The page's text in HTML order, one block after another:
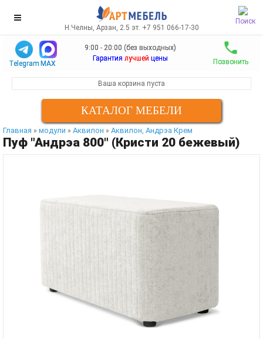
Поиск
Н.Челны, Арзан, 2.5 эт. +7 951 066-17-30
Telegram MAX
9:00 - 20:00 (без выходных)
Гарантия лучшей цены Позвонить
Ваша корзина пуста
КАТАЛОГ МЕБЕЛИ
Главная » модули » Аквилон » Аквилон, Андрэа Крем
Пуф "Андрэа 800" (Кристи 20 бежевый)